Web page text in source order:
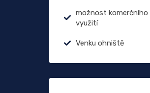
možnost komerčního
využití
Venku ohniště